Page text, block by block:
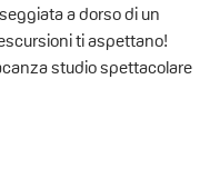
a dorso di un
ti aspettano!
studio spettacolare